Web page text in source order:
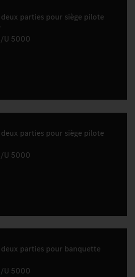
parties pour siège pilote
U 5000
parties pour siège pilote
U 5000
parties pour banquette
U 5000